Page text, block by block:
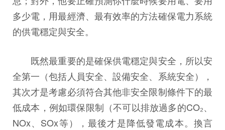
多少電，用最經濟、最有效率的方法確保電力系統
的供電穩定與安全。
既然最重要的是確保供電穩定與安全，所以安
全第一（包括人員安全、設備安全、系統安全），
其次才是考慮必須符合其他非安全限制條件下的最
低成本，例如環保限制（不可以排放過多的CO₂、
NOx、SOx等），最後才是降低發電成本。換言